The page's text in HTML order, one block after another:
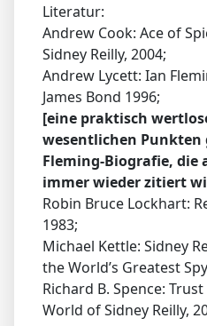
Literatur:
Andrew Cook: Ace of
Sidney Reilly, 2004;
Andrew Lycett: Ian
James Bond 1996;
[eine praktisch
wesentlichen Punkten
Fleming-Biografie, die
immer wieder zitiert
Robin Bruce Lockhart:
1983;
Michael Kettle: Sidney
the World’s Greatest
Richard B. Spence:
World of Sidney Reilly,